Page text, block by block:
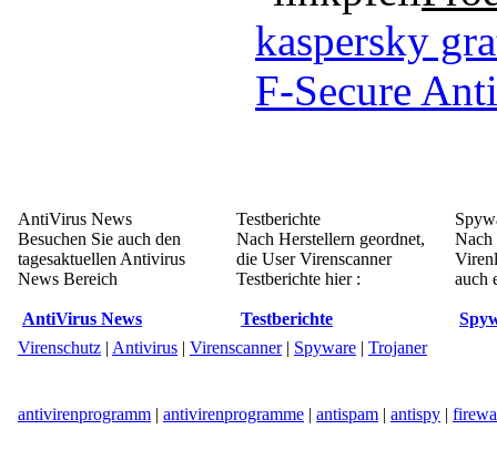
kaspersky
F-Secure
AntiVirus News
Besuchen Sie auch den
tagesaktuellen Antivirus
News Bereich
AntiVirus News
Testberichte
Nach Herstellern geordnet,
die User Virenscanner
Testberichte hier :
Testberichte
Nach
auch
Virenschutz | Antivirus | Virenscanner| Spyware | Trojaner
antivirenprogramm | antivirenprogramme | antispam | antispy |